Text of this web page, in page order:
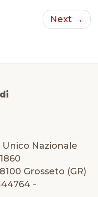
Next →
Nazionale
Grosseto (GR)
-